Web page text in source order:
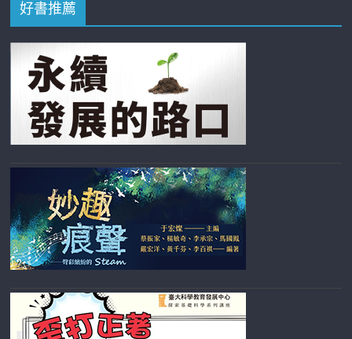
好書推薦